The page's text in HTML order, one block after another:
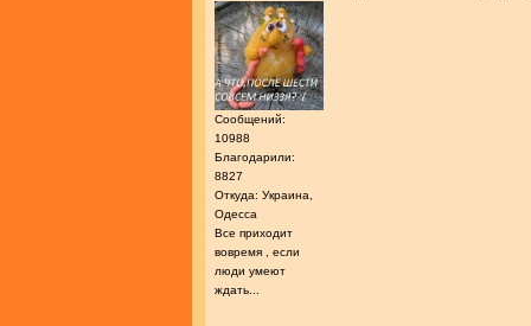
Сообщений:
10988
Благодарили:
8827
Откуда: Украина,
Одесса
Все приходит
вовремя , если
люди умеют
ждать...